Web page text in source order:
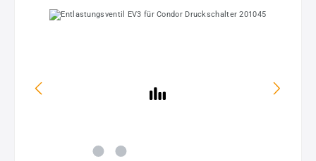
Bildergalerie überspringen